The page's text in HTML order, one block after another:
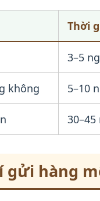
Thời
3–5
không 5–10
30–45
gửi hàng